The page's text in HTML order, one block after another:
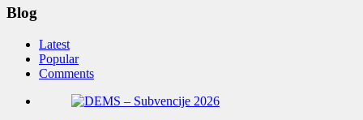
Blog
Latest
Popular
Comments